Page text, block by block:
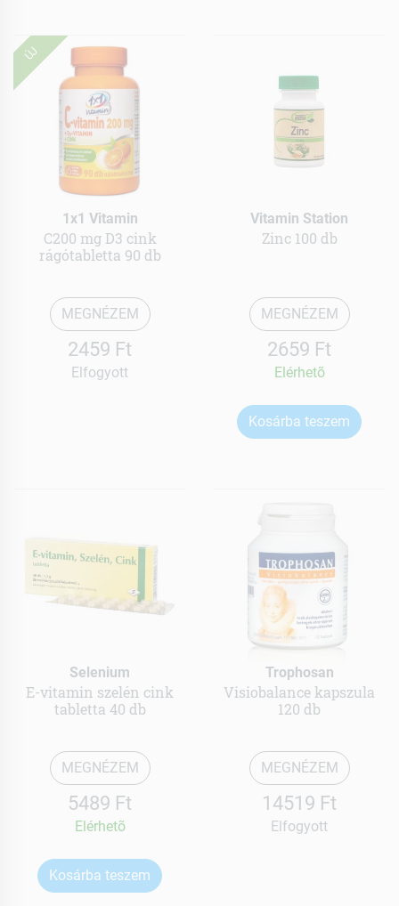
ÚJ
1x1 Vitamin
C200 mg D3 cink
rágótabletta 90 db
MEGNÉZEM
2459 Ft
Elfogyott
Vitamin Station
Zinc 100 db
MEGNÉZEM
2659 Ft
Elérhetõ
Kosárba teszem
Selenium
E-vitamin szelén cink
tabletta 40 db
MEGNÉZEM
5489 Ft
Elérhetõ
Kosárba teszem
Trophosan
Visiobalance kapszula
120 db
MEGNÉZEM
14519 Ft
Elfogyott